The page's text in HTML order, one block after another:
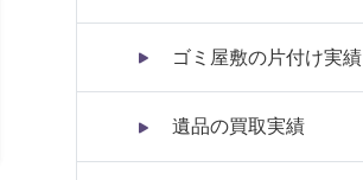
ゴミ屋敷の片付け実績
遺品の買取実績